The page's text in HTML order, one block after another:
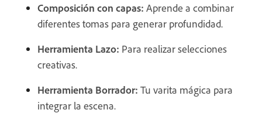
Composición con capas: Aprende a combinar
diferentes tomas para generar profundidad.
Herramienta Lazo: Para realizar selecciones
creativas.
Herramienta Borrador: Tu varita mágica para
integrar la escena.